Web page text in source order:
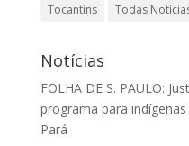
Tocantins
Todas
Notícias
FOLHA DE S. PAULO:
programa para
Pará